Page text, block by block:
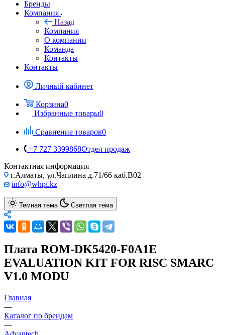
Бренды
Компания
Назад
Компания
О компании
Команда
Контакты
Контакты
Личный кабинет
Корзина0
Избранные товары0
Сравнение товаров0
+7 727 3399868Отдел продаж
Контактная информация
г.Алматы, ул.Чаплина д.71/66 каб.B02
info@whpi.kz
Темная тема Светлая тема
Плата ROM-DK5420-F0A1E
EVALUATION KIT FOR RISC SMARC
V1.0 MODU
Главная
—
Каталог по брендам
—